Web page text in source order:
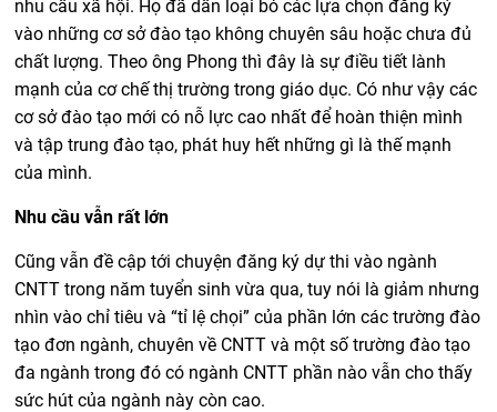
nhu cầu xã hội. Họ đã dần loại bỏ các lựa chọn đăng ký
vào những cơ sở đào tạo không chuyên sâu hoặc chưa đủ
chất lượng. Theo ông Phong thì đây là sự điều tiết lành
mạnh của cơ chế thị trường trong giáo dục. Có như vậy các
cơ sở đào tạo mới có nỗ lực cao nhất để hoàn thiện mình
và tập trung đào tạo, phát huy hết những gì là thế mạnh
của mình.
Nhu cầu vẫn rất lớn
Cũng vẫn đề cập tới chuyện đăng ký dự thi vào ngành
CNTT trong năm tuyển sinh vừa qua, tuy nói là giảm nhưng
nhìn vào chỉ tiêu và “tỉ lệ chọi” của phần lớn các trường đào
tạo đơn ngành, chuyên về CNTT và một số trường đào tạo
đa ngành trong đó có ngành CNTT phần nào vẫn cho thấy
sức hút của ngành này còn cao.